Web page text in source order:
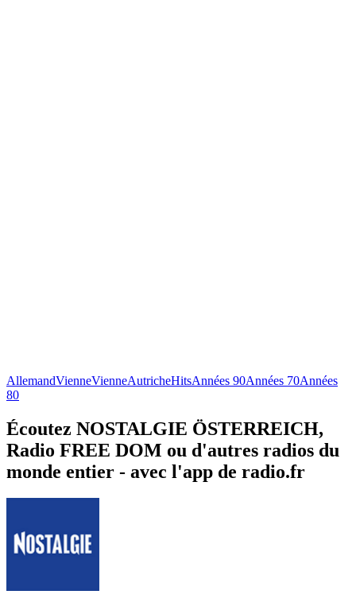
AllemandVienneVienneAutricheHitsAnnées 90Années 70Années
80
Écoutez NOSTALGIE ÖSTERREICH,
Radio FREE DOM ou d'autres radios du
monde entier - avec l'app de radio.fr